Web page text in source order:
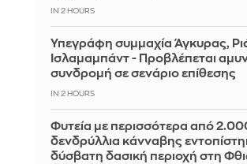
IN 2 HOURS
Υπεγράφη συμμαχία Άγκυρας,
Ισλαμαμπάντ - Προβλέπεται
συνδρομή σε σενάριο επίθεσης
IN 2 HOURS
Φυτεία με περισσότερα από
δενδρύλλια κάνναβης
δύσβατη δασική περιοχή στη